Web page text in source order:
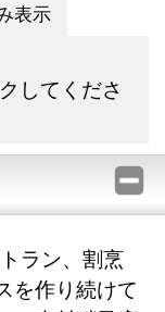
表示
してくださ
ラン、割烹
を作り続けて